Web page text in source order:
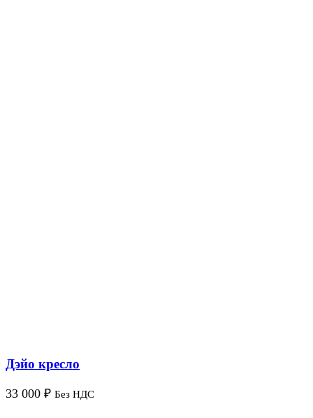
Дэйо кресло
33 000 ₽ Без НДС